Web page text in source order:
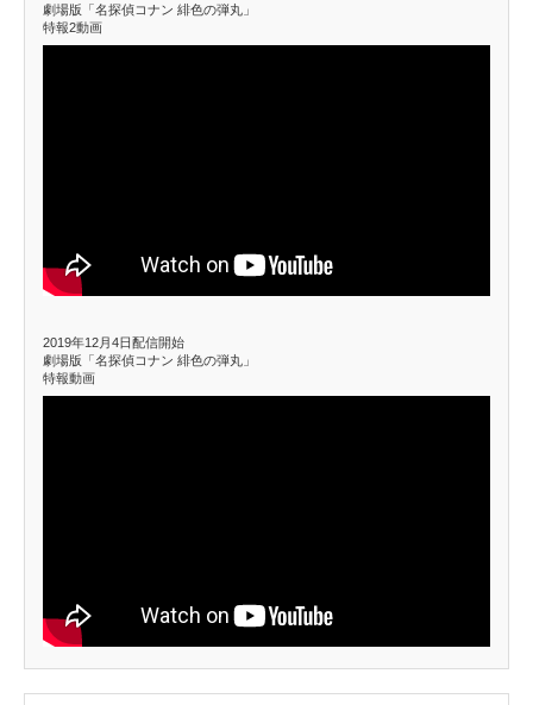
劇場版「名探偵コナン 緋色の弾丸」
特報2動画
2019年12月4日配信開始
劇場版「名探偵コナン 緋色の弾丸」
特報動画